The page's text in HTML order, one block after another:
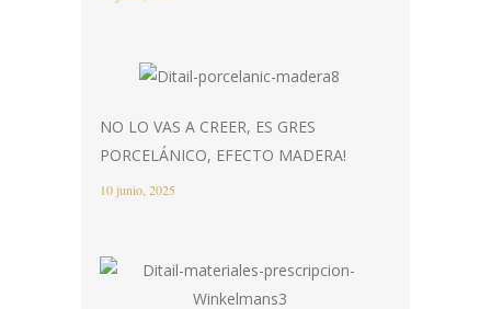
NO LO VAS A CREER, ES GRES
PORCELÁNICO, EFECTO MADERA!
10 junio, 2025